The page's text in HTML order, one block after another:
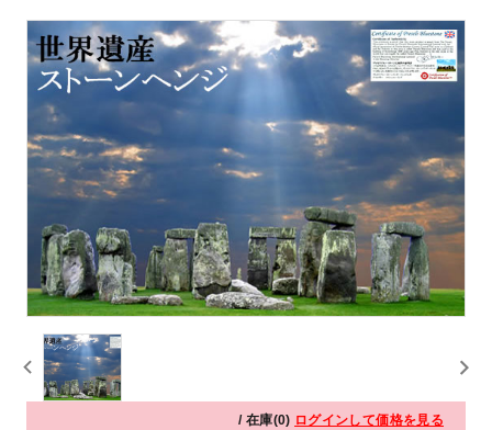
/ 在庫(0) ログインして価格を見る